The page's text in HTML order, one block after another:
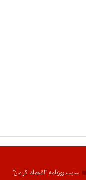
سایت روزنامه "اقتصاد کرمان"